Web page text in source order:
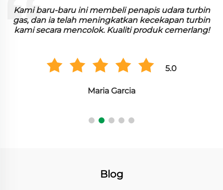
Kami baru-baru ini membeli penapis udara turbin
gas, dan ia telah meningkatkan kecekapan turbin
kami secara mencolok. Kualiti produk cemerlang!
5.0
Maria Garcia
Blog